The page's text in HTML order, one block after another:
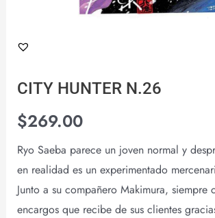
CITY HUNTER N.26
$269.00
Ryo Saeba parece un joven normal y
en realidad es un experimentado
Junto a su compañero Makimura, siempre
encargos que recibe de sus clientes